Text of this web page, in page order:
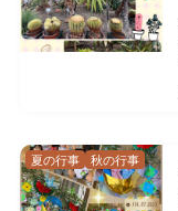
夏の行事 秋の行事